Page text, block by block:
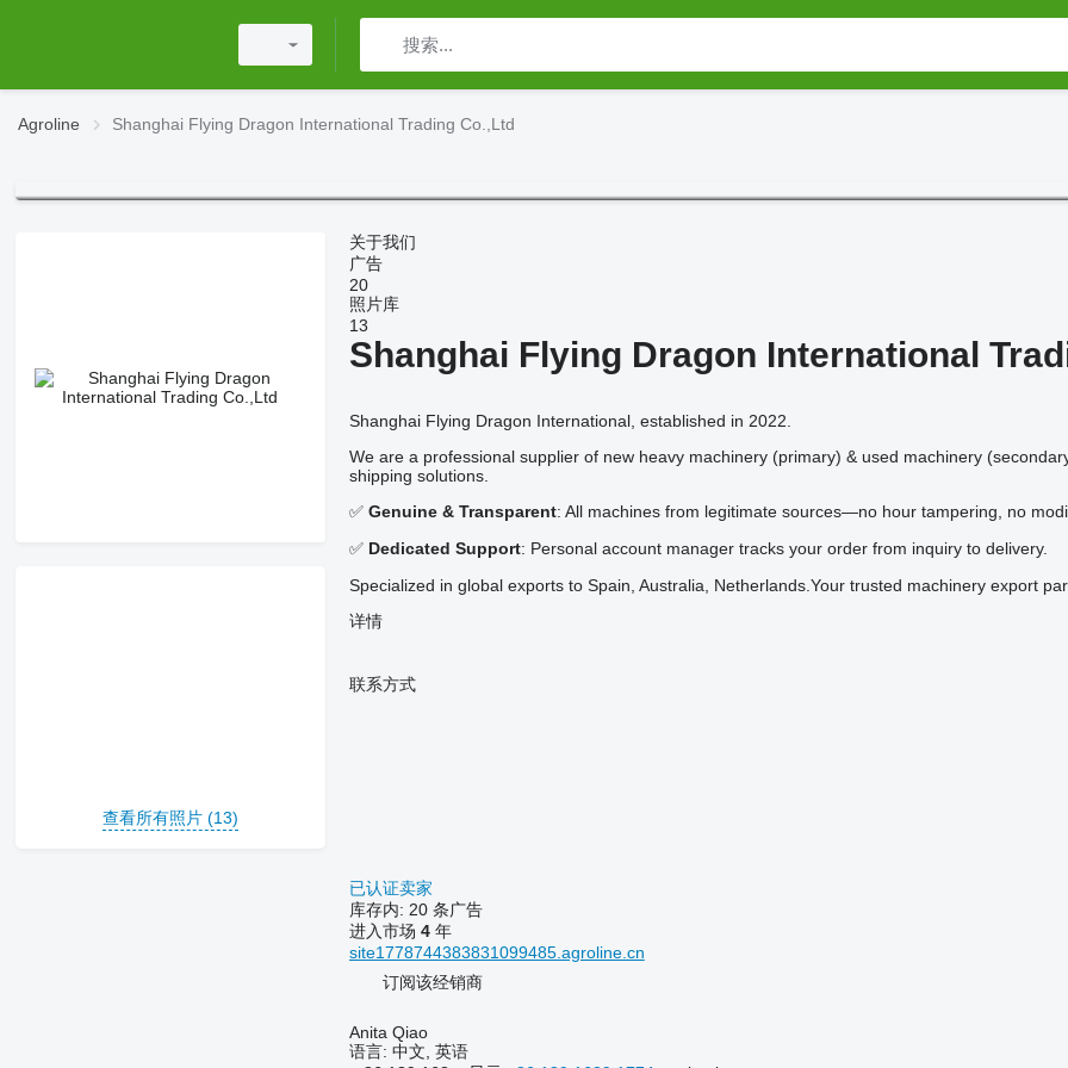
Agroline Shanghai Flying Dragon International Trading Co.,Ltd
查看所有照片 (13)
关于我们
广告
20
照片库
13
Shanghai Flying Dragon International
Shanghai Flying Dragon International, established in 2022.
We are a professional supplier of new heavy machinery (primary) & used machinery
shipping solutions.
✅ Genuine & Transparent: All machines from legitimate sources—no hour tampering, no
✅ Dedicated Support: Personal account manager tracks your order from inquiry to delivery.
Specialized in global exports to Spain, Australia, Netherlands.Your trusted machinery export
详情
联系方式
已认证卖家
库存内: 20 条广告
进入市场 4年
site1778744383831099485.agroline.cn
订阅该经销商
Anita Qiao
语言: 中文, 英语